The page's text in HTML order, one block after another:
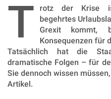
T
rotz der Krise
begehrtes
Grexit kommt,
Konsequenzen für
Tatsächlich hat die
dramatische Folgen – für
Sie dennoch wissen
Artikel.